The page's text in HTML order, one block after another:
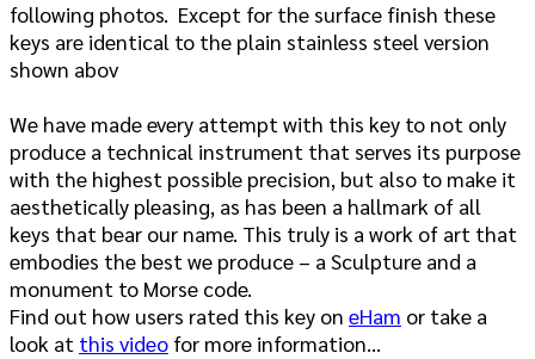
following photos. Except for the surface finish these
keys are identical to the plain stainless steel version
shown abov
We have made every attempt with this key to not only
produce a technical instrument that serves its purpose
with the highest possible precision, but also to make it
aesthetically pleasing, as has been a hallmark of all
keys that bear our name. This truly is a work of art that
embodies the best we produce – a Sculpture and a
monument to Morse code.
Find out how users rated this key on eHam or take a
look at this video for more information…